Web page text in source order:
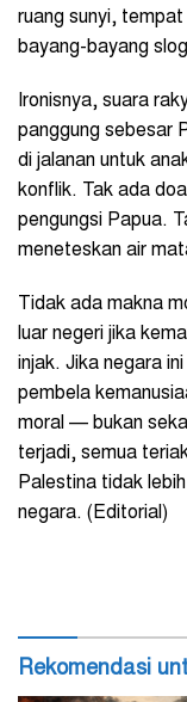
ruang sunyi,
bayang-bayang
Ironisnya, suara
panggung sebesar
di jalanan untuk
konflik. Tak ada
pengungsi Papua.
meneteskan air
Tidak ada makna
luar negeri jika
injak. Jika negara
pembela
moral — bukan
terjadi, semua
Palestina tidak
negara. (Editorial)
Rekomendasi